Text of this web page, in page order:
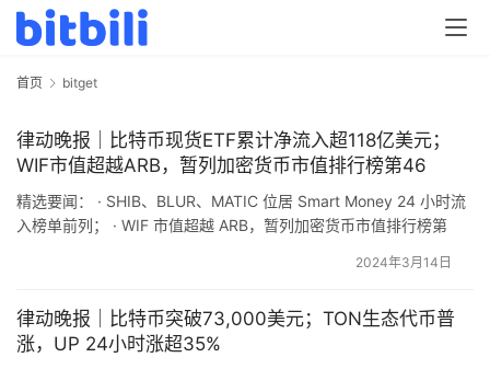
首页 bitget
律动晚报｜比特币现货ETF累计净流入超118亿美元；
WIF市值超越ARB，暂列加密货币市值排行榜第46
精选要闻： · SHIB、BLUR、MATIC 位居 Smart Money 24 小时流
入榜单前列； · WIF 市值超越 ARB，暂列加密货币市值排行榜第
特币现货 ETF 累计净流入超 118 亿美元； · 伯恩斯坦报告：预计
2024年3月14日
律动晚报｜比特币突破73,000美元；TON生态代币普
涨，UP 24小时涨超35%